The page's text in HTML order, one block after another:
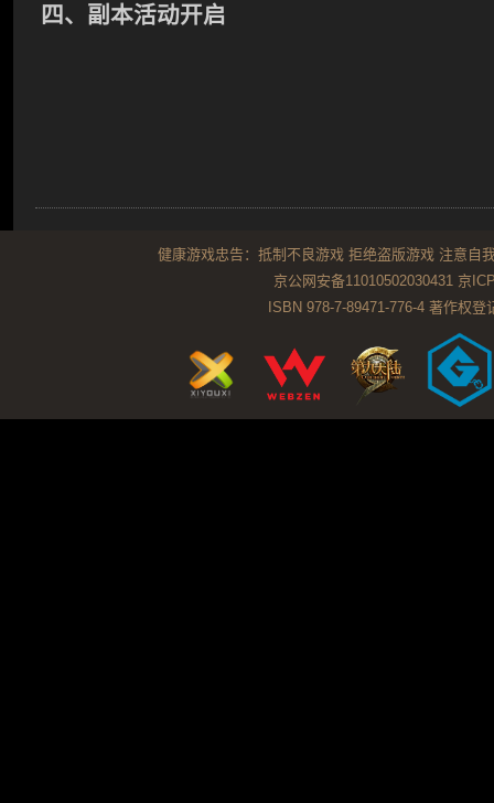
四、副本活动开启
健康游戏忠告：抵制不良游戏 拒绝盗版游戏 注意自
京公网安备11010502030431 京
ISBN 978-7-89471-776-4 著作权